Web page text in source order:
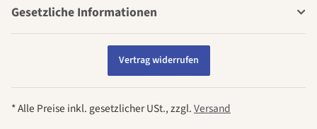
Gesetzliche Informationen
Vertrag widerrufen
* Alle Preise inkl. gesetzlicher USt., zzgl.Versand